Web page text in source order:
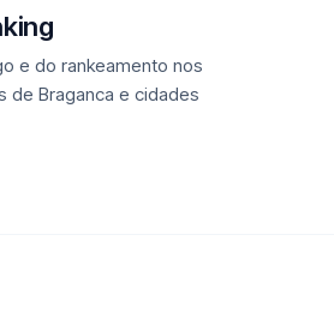
e do rankeamento nos
de Braganca e cidades